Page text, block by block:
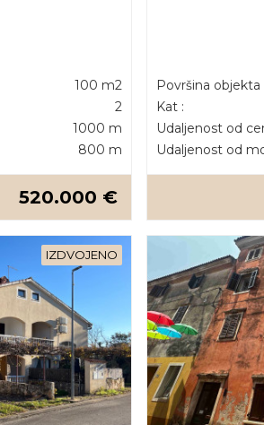
100 m2
2
1000 m
800 m
520.000 €
Površina objekta
Kat :
Udaljenost od
Udaljenost od
IZDVOJENO